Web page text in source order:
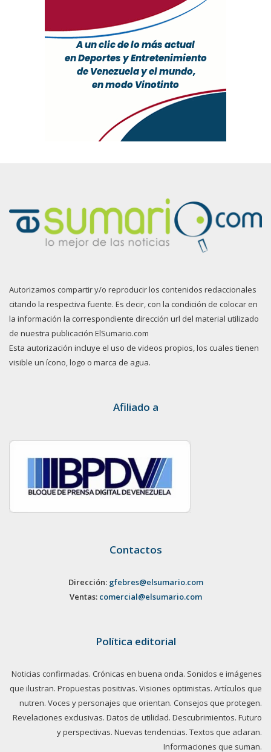
Autorizamos compartir y/o reproducir los contenidos redaccionales
citando la respectiva fuente. Es decir, con la condición de colocar en
la información la correspondiente dirección url del material utilizado
de nuestra publicación ElSumario.com
Esta autorización incluye el uso de videos propios, los cuales tienen
visible un ícono, logo o marca de agua.
Afiliado a
Contactos
Dirección: gfebres@elsumario.com
Ventas: comercial@elsumario.com
Política editorial
Noticias confirmadas. Crónicas en buena onda. Sonidos e imágenes
que ilustran. Propuestas positivas. Visiones optimistas. Artículos que
nutren. Voces y personajes que orientan. Consejos que protegen.
Revelaciones exclusivas. Datos de utilidad. Descubrimientos. Futuro
y perspectivas. Nuevas tendencias. Textos que aclaran.
Informaciones que suman.